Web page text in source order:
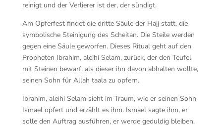
reinigt und der Verlierer ist der, der sündigt.
Am Opferfest findet die dritte Säule der Hajj statt, die
symbolische Steinigung des Scheitan. Die Steile werden
gegen eine Säule geworfen. Dieses Ritual geht auf den
Propheten Ibrahim, aleihi Selam, zurück, der den Teufel
mit Steinen bewarf, als dieser ihn davon abhalten wollte,
seinen Sohn für Allah taala zu opfern.
Ibrahim, aleihi Selam sieht im Traum, wie er seinen Sohn
Ismael opfert und erzählt es ihm. Ismael sagte ihm, er
solle den Auftrag ausführen, er werde geduldig bleiben.